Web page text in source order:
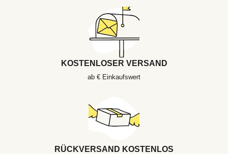
KOSTENLOSER VERSAND
ab € Einkaufswert
RÜCKVERSAND KOSTENLOS